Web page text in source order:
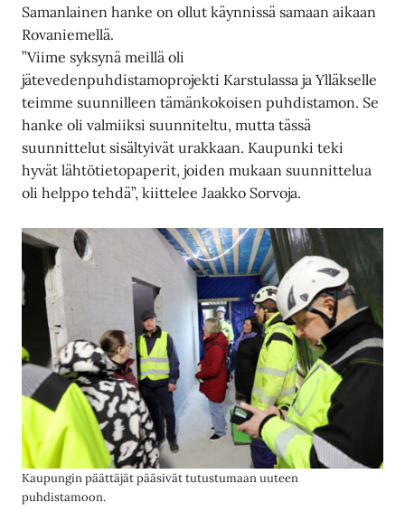
Samanlainen hanke on ollut käynnissä samaan aikaan
Rovaniemellä.
”Viime syksynä meillä oli
jätevedenpuhdistamoprojekti Karstulassa ja Ylläkselle
teimme suunnilleen tämänkokoisen puhdistamon. Se
hanke oli valmiiksi suunniteltu, mutta tässä
suunnittelut sisältyivät urakkaan. Kaupunki teki
hyvät lähtötietopaperit, joiden mukaan suunnittelua
oli helppo tehdä”, kiittelee Jaakko Sorvoja.
Kaupungin päättäjät pääsivät tutustumaan uuteen
puhdistamoon.